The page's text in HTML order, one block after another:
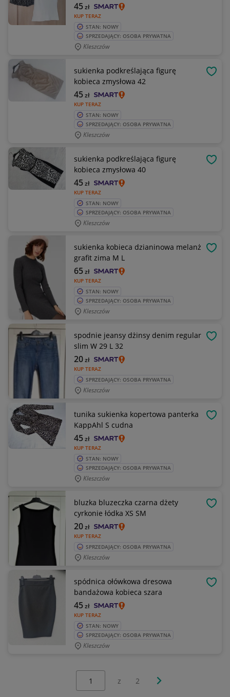
KUP TERAZ
45zł
STAN: NOWY
SPRZEDAJĄCY: OSOBA PRYWATNA
Kleszczów
sukienka podkreślająca figurę
kobieca zmysłowa 42
KUP TERAZ
45zł
STAN: NOWY
SPRZEDAJĄCY: OSOBA PRYWATNA
Kleszczów
sukienka podkreślająca figurę
kobieca zmysłowa 40
KUP TERAZ
45zł
STAN: NOWY
SPRZEDAJĄCY: OSOBA PRYWATNA
Kleszczów
sukienka kobieca dzianinowa melanż
grafit zima M L
KUP TERAZ
65zł
STAN: NOWY
SPRZEDAJĄCY: OSOBA PRYWATNA
Kleszczów
spodnie jeansy dżinsy denim regular
slim W 29 L 32
KUP TERAZ
20zł
SPRZEDAJĄCY: OSOBA PRYWATNA
Kleszczów
tunika sukienka kopertowa panterka
KappAhl S cudna
KUP TERAZ
45zł
STAN: NOWY
SPRZEDAJĄCY: OSOBA PRYWATNA
Kleszczów
bluzka bluzeczka czarna dżety
cyrkonie łódka XS SM
KUP TERAZ
20zł
SPRZEDAJĄCY: OSOBA PRYWATNA
Kleszczów
spódnica ołówkowa dresowa
bandażowa kobieca szara
KUP TERAZ
45zł
STAN: NOWY
SPRZEDAJĄCY: OSOBA PRYWATNA
Kleszczów
z 2 Następna strona